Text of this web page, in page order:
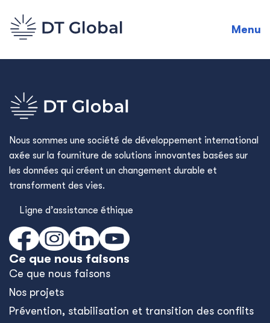
Menu
Nous sommes une société de développement international
axée sur la fourniture de solutions innovantes basées sur
les données qui créent un changement durable et
transforment des vies.
Ligne d’assistance éthique
Ce que nous faisons
Ce que nous faisons
Nos projets
Prévention, stabilisation et transition des conflits